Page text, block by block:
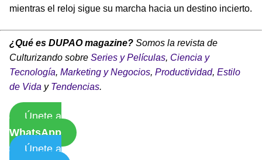
mientras el reloj sigue su marcha hacia un destino incierto.
¿Qué es DUPAO magazine? Somos la revista de
Culturizando sobre Series y Películas, Ciencia y
Tecnología, Marketing y Negocios, Productividad, Estilo
de Vida y Tendencias.
Únete a
WhatsApp
Únete a